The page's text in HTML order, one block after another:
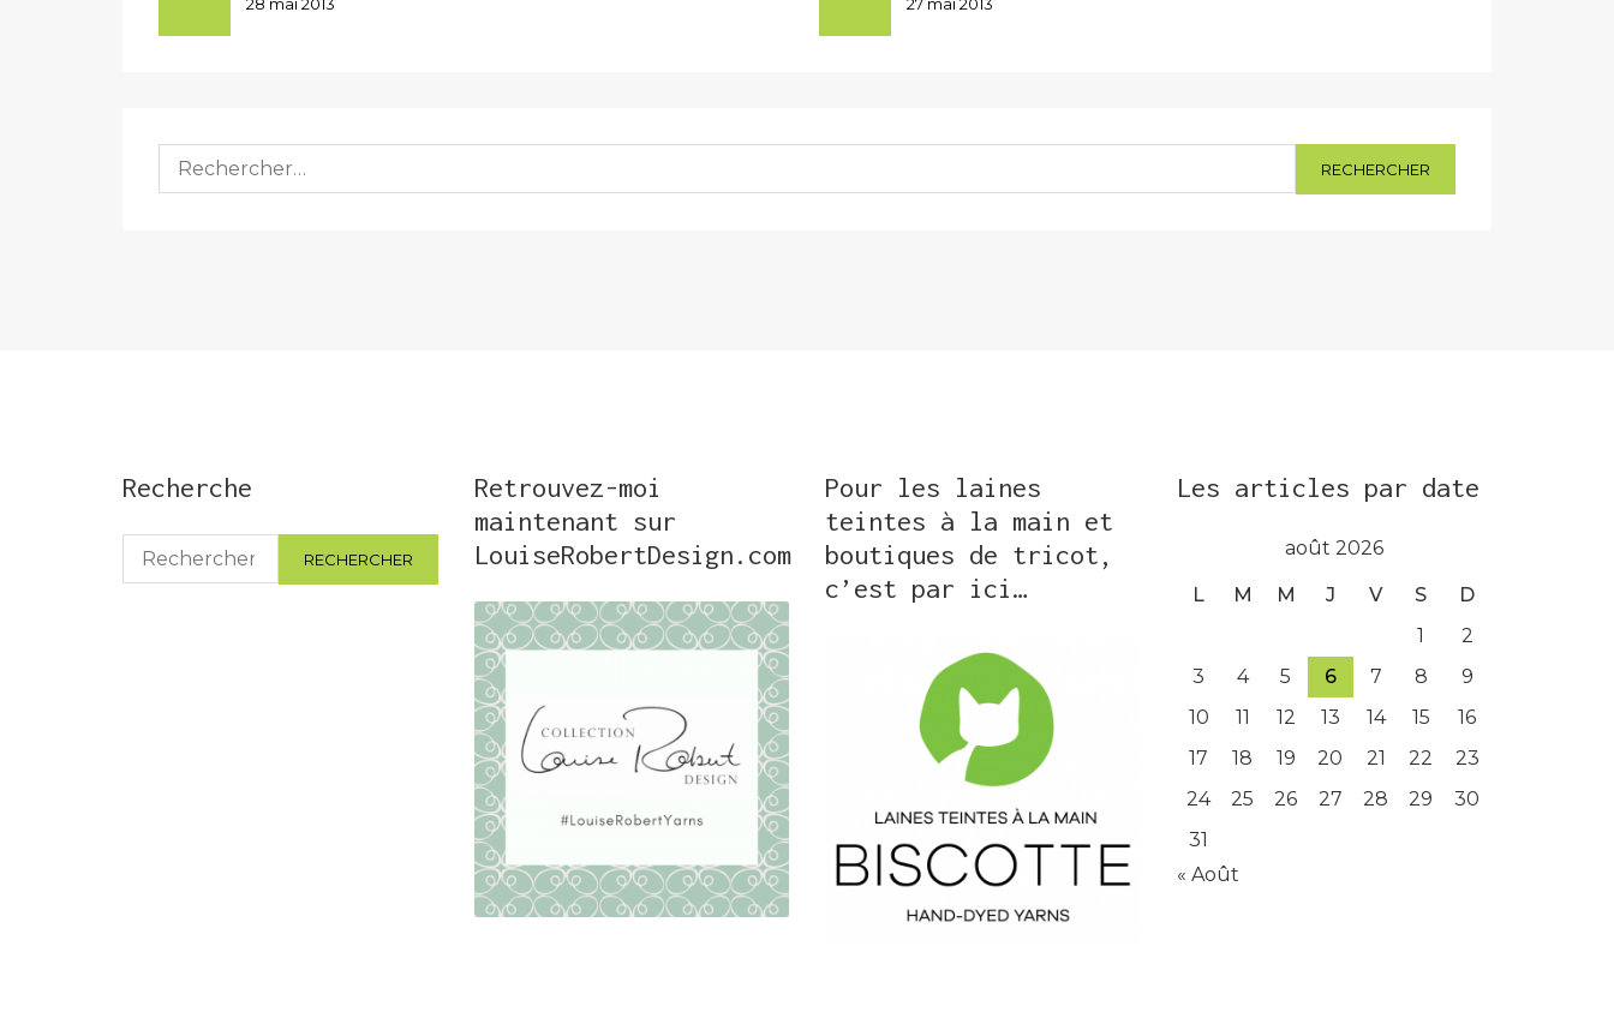
28 mai 2013 27 mai 2013
Rechercher :
Recherche
Rechercher :
Retrouvez-moi
maintenant sur
LouiseRobertDesign.com
Pour les laines
teintes à la main et
boutiques de tricot,
c’est par ici…
Les articles par date
août 2026
L M M J V S
D
1
2
3
4 5 6 7 8
9
10
11 12 13 14 15
16
17
18 19 20 21 22
23
24
25 26 27 28 29
30
31
« Août